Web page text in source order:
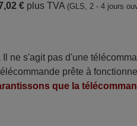
€plus TVA (GLS, 2 - 4 jours
Il ne s'agit pas d'une
prête à
que la